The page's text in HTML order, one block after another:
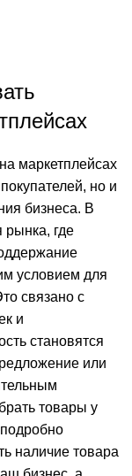
маркетплейсах
но и
бизнеса. В
рынка, где
условием для
связано с
и
становятся
или
товары у
наличие товара